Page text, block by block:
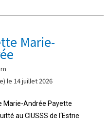
Marie-
le 14 juillet 2026
Marie-Andrée Payette
au CIUSSS de l‘Estrie